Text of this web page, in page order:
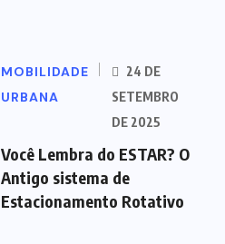
MOBILIDADE
URBANA
24 DE
SETEMBRO
DE 2025
Você Lembra do ESTAR? O
Antigo sistema de
Estacionamento Rotativo